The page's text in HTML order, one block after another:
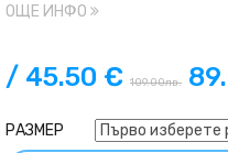
Олекотената френска
Материалът отвежда
Отворени джобове за
Спуснат, оформен
ОЩЕ ИНФО
/ 45.50 € 109.00лв.
РАЗМЕР